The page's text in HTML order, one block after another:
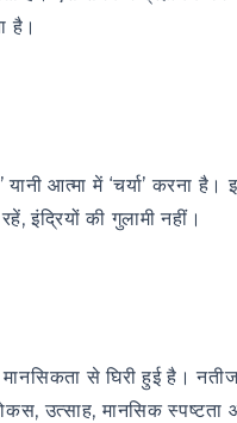
है।
यानी आत्मा में ‘चर्या’ करना
इंद्रियों की गुलामी नहीं।
से घिरी हुई है।
उत्साह, मानसिक स्पष्टता